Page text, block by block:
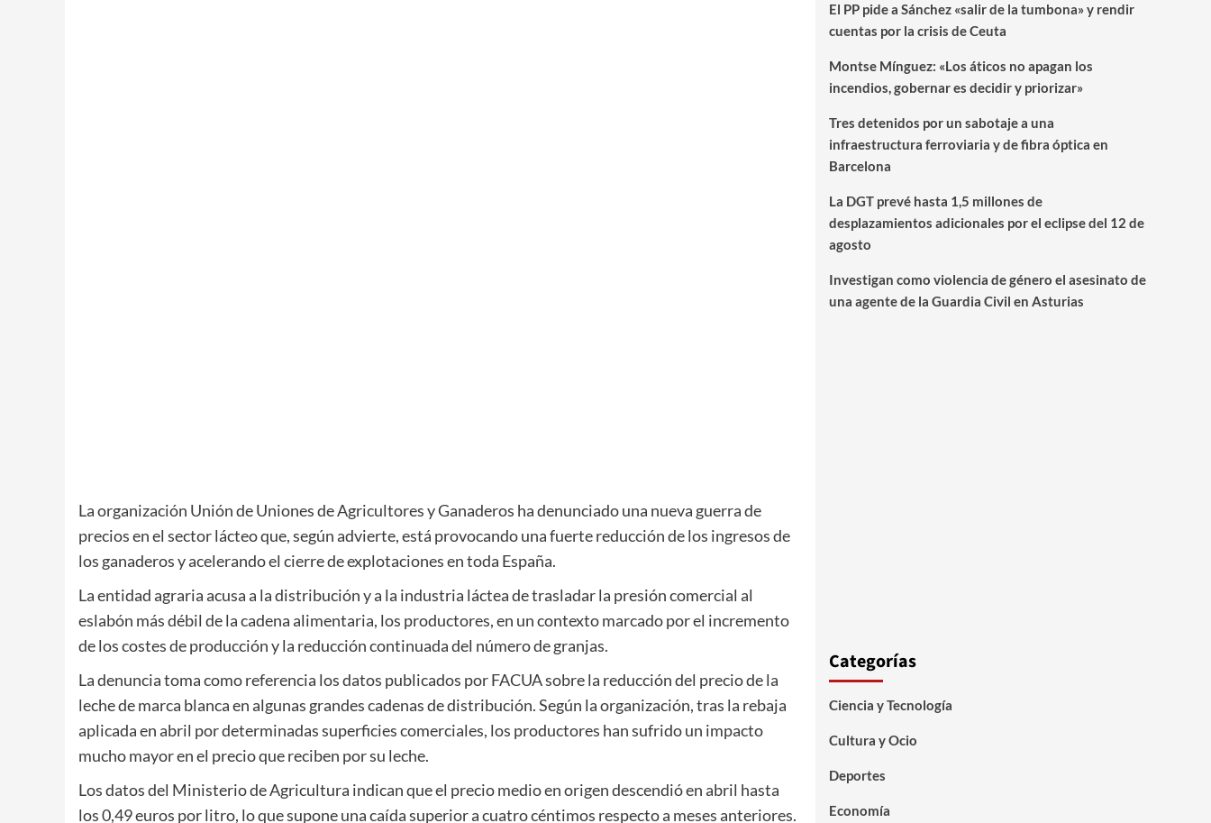
La organización Unión de Uniones de Agricultores y Ganaderos ha denunciado una nueva guerra de
precios en el sector lácteo que, según advierte, está provocando una fuerte reducción de los ingresos de
los ganaderos y acelerando el cierre de explotaciones en toda España.
La entidad agraria acusa a la distribución y a la industria láctea de trasladar la presión comercial al
eslabón más débil de la cadena alimentaria, los productores, en un contexto marcado por el incremento
de los costes de producción y la reducción continuada del número de granjas.
La denuncia toma como referencia los datos publicados por FACUA sobre la reducción del precio de la
leche de marca blanca en algunas grandes cadenas de distribución. Según la organización, tras la rebaja
aplicada en abril por determinadas superficies comerciales, los productores han sufrido un impacto
mucho mayor en el precio que reciben por su leche.
Los datos del Ministerio de Agricultura indican que el precio medio en origen descendió en abril hasta
los 0,49 euros por litro, lo que supone una caída superior a cuatro céntimos respecto a meses anteriores.
El PP pide a Sánchez «salir de la tumbona» y rendir
cuentas por la crisis de Ceuta
Montse Mínguez: «Los áticos no apagan los
incendios, gobernar es decidir y priorizar»
Tres detenidos por un sabotaje a una
infraestructura ferroviaria y de fibra óptica en
Barcelona
La DGT prevé hasta 1,5 millones de
desplazamientos adicionales por el eclipse del 12 de
agosto
Investigan como violencia de género el asesinato de
una agente de la Guardia Civil en Asturias
Categorías
Ciencia y Tecnología
Cultura y Ocio
Deportes
Economía